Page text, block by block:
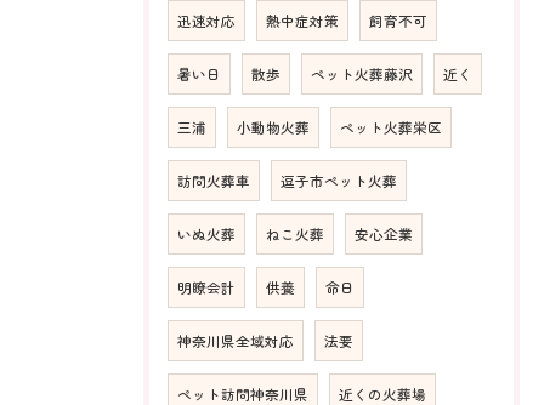
迅速対応 熱中症対策 飼育不可
暑い日 散歩 ペット火葬藤沢 近く
三浦 小動物火葬 ペット火葬栄区
訪問火葬車 逗子市ペット火葬
いぬ火葬 ねこ火葬 安心企業
明瞭会計 供養 命日
神奈川県全域対応 法要
ペット訪問神奈川県 近くの火葬場